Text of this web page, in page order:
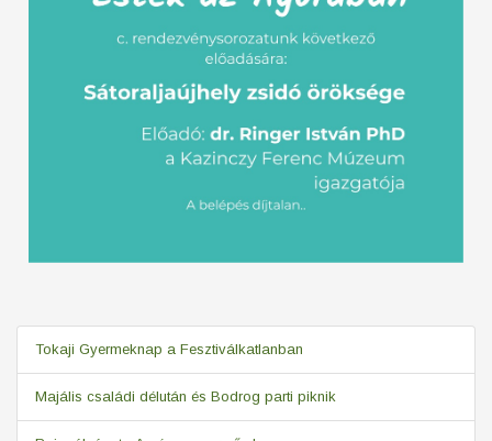
Tokaji Gyermeknap a Fesztiválkatlanban
Majális családi délután és Bodrog parti piknik